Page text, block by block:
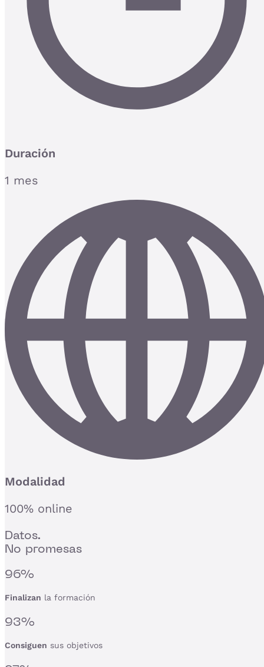
Duración
1 mes
Modalidad
100% online
Datos.
No promesas
96%
Finalizan la formación
93%
Consiguen sus objetivos